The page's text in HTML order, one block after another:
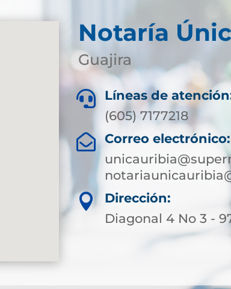
Notaría
Guajira

Líneas de
(605) 7177218
 Correo electrónico:

Dirección:
Diagonal 4 No 3 -